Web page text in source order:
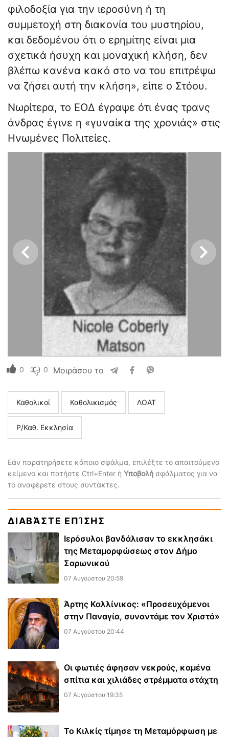
φιλοδοξία για την ιεροσύνη ή τη
συμμετοχή στη διακονία του μυστηρίου,
και δεδομένου ότι ο ερημίτης είναι μια
σχετικά ήσυχη και μοναχική κλήση, δεν
βλέπω κανένα κακό στο να του επιτρέψω
να ζήσει αυτή την κλήση», είπε ο Στόου.
Νωρίτερα, το ΕΟΔ έγραψε ότι ένας τρανς
άνδρας έγινε η «γυναίκα της χρονιάς» στις
Ηνωμένες Πολιτείες.
0 0 Μοιράσου το
Καθολικοί Καθολικισμός ΛΟΑΤ
Ρ/Καθ. Εκκλησία
Εάν παρατηρήσετε κάποιο σφάλμα, επιλέξτε το απαιτούμενο
κείμενο και πατήστε Ctrl+Enter ή Υποβολή σφάλματος για να
το αναφέρετε στους συντάκτες.
ΔΙΑΒΆΣΤΕ ΕΠΊΣΗΣ
Ιερόσυλοι βανδάλισαν το εκκλησάκι
της Μεταμορφώσεως στον Δήμο
Σαρωνικού
07 Αυγούστου 20:59
Άρτης Καλλίνικος: «Προσευχόμενοι
στην Παναγία, συναντάμε τον Χριστό»
07 Αυγούστου 20:44
Οι φωτιές άφησαν νεκρούς, καμένα
σπίτια και χιλιάδες στρέμματα στάχτη
07 Αυγούστου 19:35
Το Κιλκίς τίμησε τη Μεταμόρφωση με